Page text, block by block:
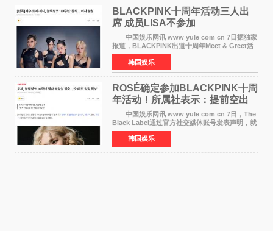
BLACKPINK十周年活动三人出
席 成员LISA不参加
中国娱乐网讯 www yule com cn 7日据独家
报道，BLACKPINK出道十周年Meet & Greet活
动将由智秀、ROS&Eacute;、JENNIE出席，
LISA将缺席。 此前BLACKPINK所属社YG并
未为组合出道十周年做
韩国娱乐
ROSÉ确定参加BLACKPINK十周
年活动！所属社表示：提前空出
了时间
中国娱乐网讯 www yule com cn 7日，The
Black Label通过官方社交媒体账号发表声明，就
近期网络上关于ROS&Eacute;个人行程及是否参
加BLACKPINK出道纪念活动的种种猜测作出正
式回应。 Th
韩国娱乐